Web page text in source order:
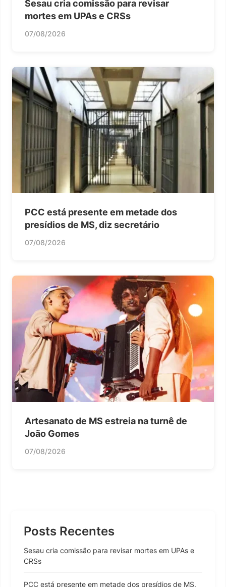
Sesau cria comissão para revisar
mortes em UPAs e CRSs
07/08/2026
PCC está presente em metade dos
presídios de MS, diz secretário
07/08/2026
Artesanato de MS estreia na turnê de
João Gomes
07/08/2026
Posts Recentes
Sesau cria comissão para revisar mortes em UPAs e
CRSs
PCC está presente em metade dos presídios de MS,